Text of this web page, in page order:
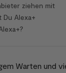
ziehen mit
Du Alexa+
Warten und